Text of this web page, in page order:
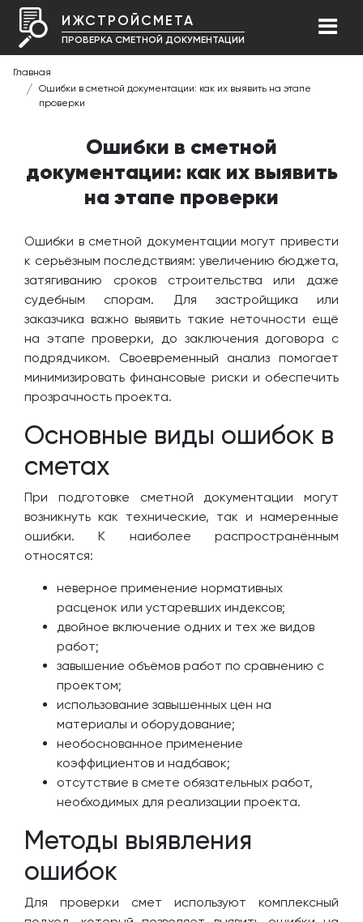
ИЖСТРОЙСМЕТА
ПРОВЕРКА СМЕТНОЙ ДОКУМЕНТАЦИИ
Главная
Ошибки в сметной документации: как их выявить на этапе
проверки
Ошибки в сметной
документации: как их выявить
на этапе проверки
Ошибки в сметной документации могут привести
к серьёзным последствиям: увеличению бюджета,
затягиванию сроков строительства или даже
судебным спорам. Для застройщика или
заказчика важно выявить такие неточности ещё
на этапе проверки, до заключения договора с
подрядчиком. Своевременный анализ помогает
минимизировать финансовые риски и обеспечить
прозрачность проекта.
Основные виды ошибок в
сметах
При подготовке сметной документации могут
возникнуть как технические, так и намеренные
ошибки. К наиболее распространённым
относятся:
неверное применение нормативных
расценок или устаревших индексов;
двойное включение одних и тех же видов
работ;
завышение объёмов работ по сравнению с
проектом;
использование завышенных цен на
материалы и оборудование;
необоснованное применение
коэффициентов и надбавок;
отсутствие в смете обязательных работ,
необходимых для реализации проекта.
Методы выявления
ошибок
Для проверки смет используют комплексный